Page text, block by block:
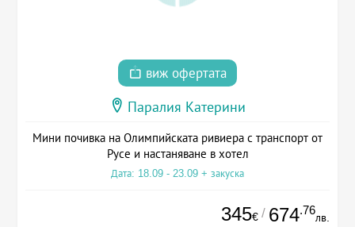
виж офертата
Паралия Катерини
Мини почивка на Олимпийската ривиера с транспорт от
Русе и настаняване в хотел
Дата: 18.09 - 23.09 + закуска
345€ / 674.76
лв.